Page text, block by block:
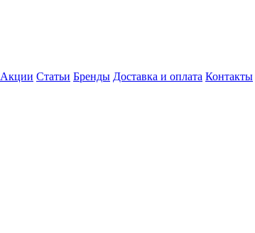
Акции Статьи Бренды Доставка и оплата Контакты